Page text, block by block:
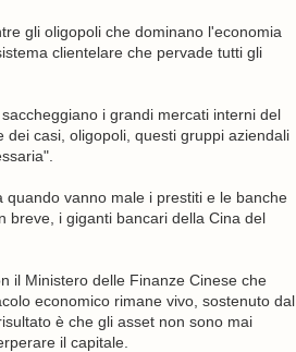
gli oligopoli che dominano l'economia
clientelare che pervade tutti gli
i grandi mercati interni del
casi, oligopoli, questi gruppi aziendali
vanno male i prestiti e le banche
breve, i giganti bancari della Cina del
il Ministero delle Finanze Cinese che
economico rimane vivo, sostenuto dal
è che gli asset non sono mai
il capitale.